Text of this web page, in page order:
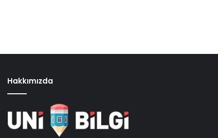
Hakkımızda